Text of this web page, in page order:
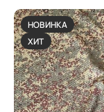
НОВИНКА
ХИТ